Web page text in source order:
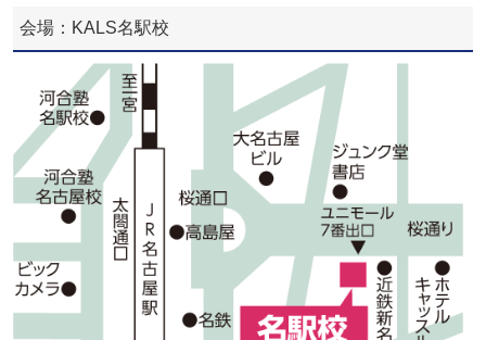
会場：KALS名駅校